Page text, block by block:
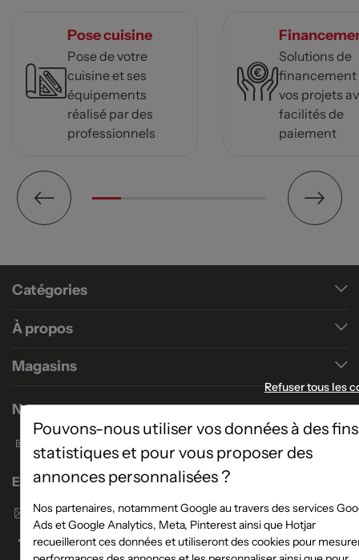
Pose cuisine
Pose de votre
cuisine et ses
équipements
réalisé par des
professionnels
Solutions de
financement
vos projets
facilités de
paiement
Catégories
À propos
Magasins
Nous contacter
Enseigne Atlas Home
Envoyer un email
Refuser tous les
Pouvons-nous utiliser vos données à des fins
statistiques et pour vous proposer des
annonces personnalisées ?
Nos partenaires, notamment Google au travers des services
Ads et Google Analytics, Meta, Pinterest ainsi que Hotjar
recueilleront ces données et utiliseront des cookies pour